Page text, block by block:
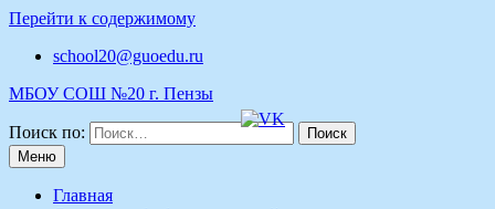
Перейти к содержимому
school20@guoedu.ru
МБОУ СОШ №20 г. Пензы
Поиск по:
Меню
Главная